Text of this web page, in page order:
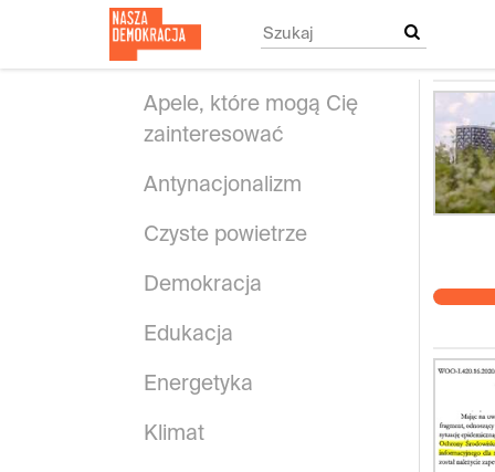
treści
Apele, które mogą Cię
zainteresować
Antynacjonalizm
Czyste powietrze
Demokracja
Edukacja
Energetyka
Klimat